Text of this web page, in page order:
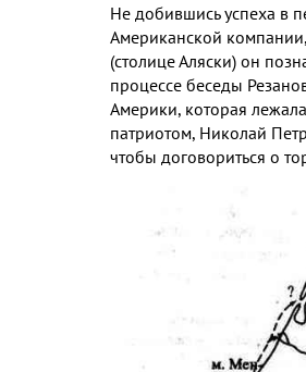
Не добившись успеха в
Американской компании,
(столице Аляски) он
процессе беседы
Америки, которая
патриотом, Николай
чтобы договориться о